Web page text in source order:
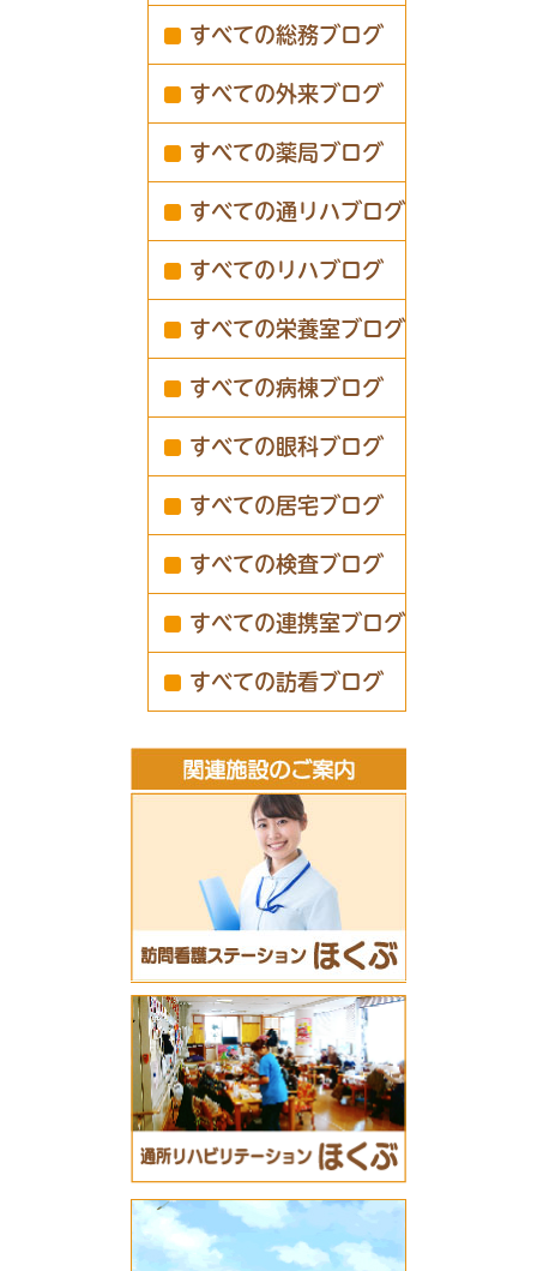
すべての総務ブログ
すべての外来ブログ
すべての薬局ブログ
すべての通リハブログ
すべてのリハブログ
すべての栄養室ブログ
すべての病棟ブログ
すべての眼科ブログ
すべての居宅ブログ
すべての検査ブログ
すべての連携室ブログ
すべての訪看ブログ